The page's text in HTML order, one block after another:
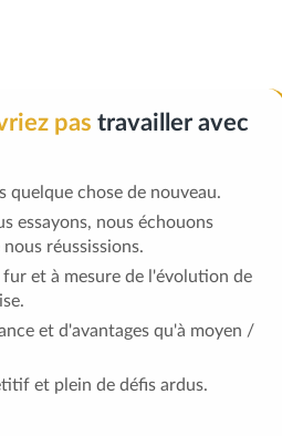
pas travailler avec
quelque chose de nouveau.
essayons, nous échouons
réussissions.
et à mesure de l'évolution de
et d'avantages qu'à moyen /
et plein de défis ardus.